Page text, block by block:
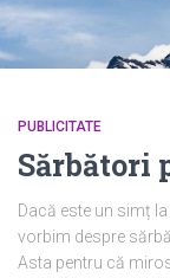
PUBLICITATE
Sărbători
Dacă este un simț
vorbim despre
Asta pentru că